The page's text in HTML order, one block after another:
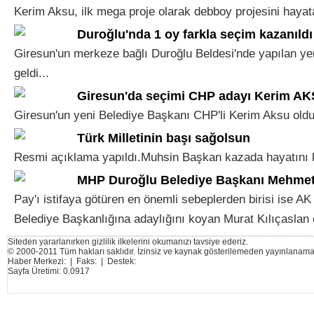
Kerim Aksu, ilk mega proje olarak debboy projesini
Duroğlu'nda 1 oy farkla seçim kazanıldı
Giresun'un merkeze bağlı Duroğlu Beldesi'nde yapılan
geldi...
Giresun'da seçimi CHP adayı Kerim
Giresun'un yeni Belediye Başkanı CHP'li Kerim Aksu
Türk Milletinin başı sağolsun
Resmi açıklama yapıldı.Muhsin Başkan kazada
MHP Duroğlu Belediye Başkanı
Pay'ı istifaya götüren en önemli sebeplerden birisi ise
Belediye Başkanlığına adaylığını koyan Murat
Siteden yararlanırken gizlilik ilkelerini okumanızı tavsiye ederiz.
© 2000-2011 Tüm hakları saklıdır. İzinsiz ve kaynak gösterilemeden
Haber Merkezi: | Faks: | Destek:
Sayfa Üretimi: 0.0917